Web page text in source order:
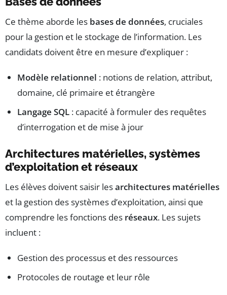
Ce thème aborde les bases de données, cruciales
pour la gestion et le stockage de l’information. Les
candidats doivent être en mesure d’expliquer :
Modèle relationnel : notions de relation, attribut,
domaine, clé primaire et étrangère
Langage SQL : capacité à formuler des requêtes
d’interrogation et de mise à jour
Architectures matérielles, systèmes
d’exploitation et réseaux
Les élèves doivent saisir lesarchitectures matérielles
et la gestion des systèmes d’exploitation, ainsi que
comprendre les fonctions des réseaux. Les sujets
incluent :
Gestion des processus et des ressources
Protocoles de routage et leur rôle